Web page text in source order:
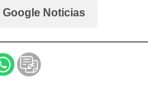
Google Noticias